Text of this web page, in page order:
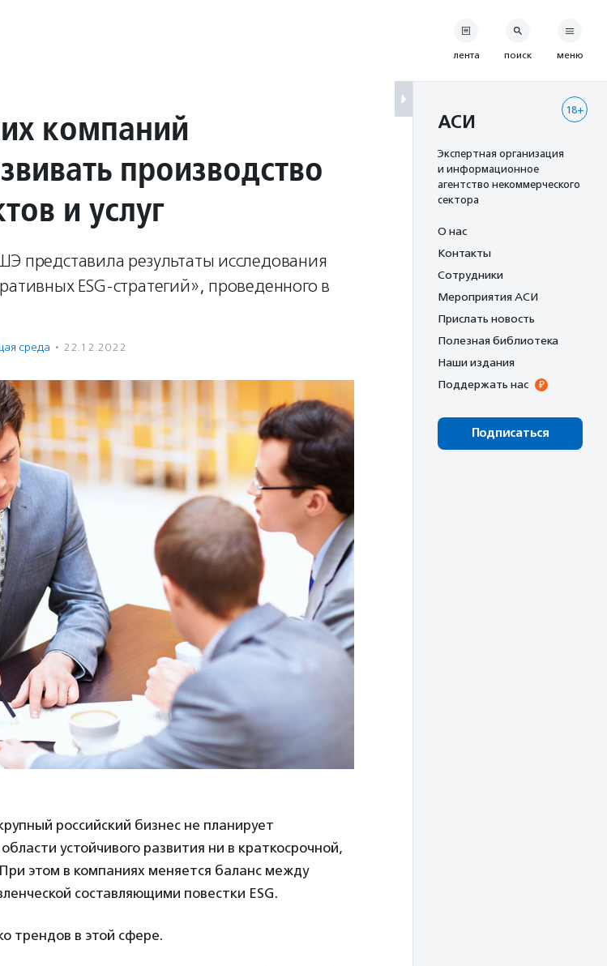
компаний
производство
и услуг
представила результаты исследования
ESG-стратегий», проведенного в
среда · 22.12.2022
российский бизнес не планирует
устойчивого развития ни в краткосрочной,
этом в компаниях меняется баланс между
составляющими повестки ESG.
трендов в этой сфере.
лента поиск меню
18+
АСИ
Экспертная организация
и информационное
агентство некоммерческого
сектора
О нас
Контакты
Сотрудники
Мероприятия АСИ
Прислать новость
Полезная библиотека
Наши издания
Поддержать нас
Подписаться